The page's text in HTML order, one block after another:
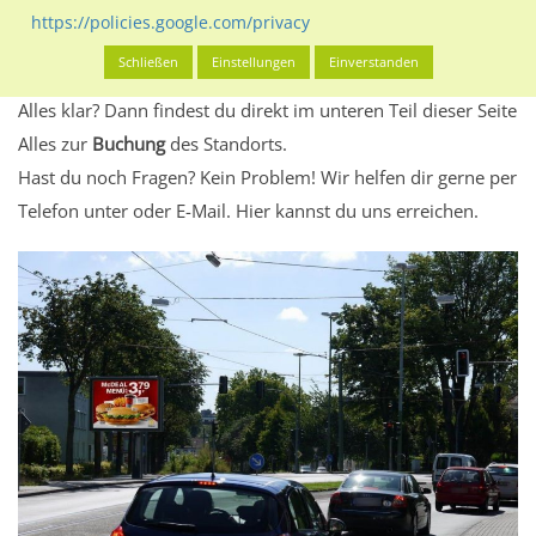
Standort, seine Reichweite und Werbewirkung sowie
eventuelle Beschränkungen in den zugelassenen
Werbeinhalten informieren.
Alles klar? Dann findest du direkt im unteren Teil dieser Seite
Alles zur Buchungdes Standorts.
Hast du noch Fragen? Kein Problem! Wir helfen dir gerne per
Telefon unter oder E-Mail. Hier kannst du uns erreichen.
https://policies.google.com/privacy
Schließen Einstellungen Einverstanden